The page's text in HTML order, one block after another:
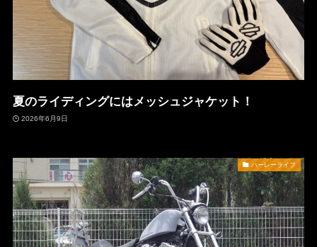
夏のライディングにはメッシュジャケット！
2026年6月9日
ハーレーライフ